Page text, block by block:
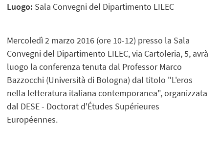
Luogo: Sala Convegni del Dipartimento LILEC
Mercoledì 2 marzo 2016 (ore 10-12) presso la Sala
Convegni del Dipartimento LILEC, via Cartoleria, 5, avrà
luogo la conferenza tenuta dal Professor Marco
Bazzocchi (Università di Bologna) dal titolo "L'eros
nella letteratura italiana contemporanea", organizzata
dal DESE - Doctorat d'Études Supérieures
Européennes.